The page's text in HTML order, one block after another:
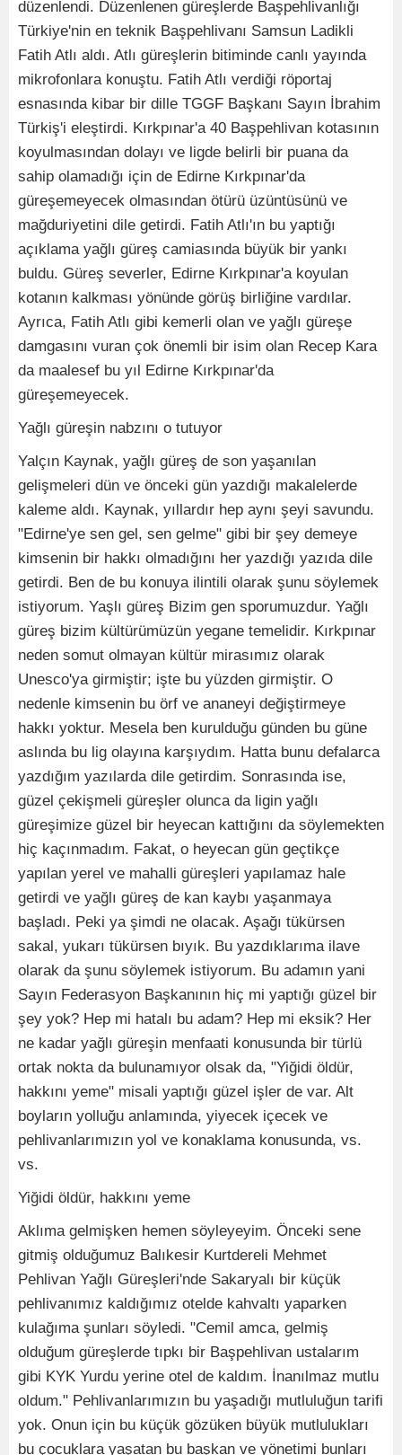
düzenlendi. Düzenlenen güreşlerde Başpehlivanlığı
Türkiye'nin en teknik Başpehlivanı Samsun Ladikli
Fatih Atlı aldı. Atlı güreşlerin bitiminde canlı yayında
mikrofonlara konuştu. Fatih Atlı verdiği röportaj
esnasında kibar bir dille TGGF Başkanı Sayın İbrahim
Türkiş'i eleştirdi. Kırkpınar'a 40 Başpehlivan kotasının
koyulmasından dolayı ve ligde belirli bir puana da
sahip olamadığı için de Edirne Kırkpınar'da
güreşemeyecek olmasından ötürü üzüntüsünü ve
mağduriyetini dile getirdi. Fatih Atlı'ın bu yaptığı
açıklama yağlı güreş camiasında büyük bir yankı
buldu. Güreş severler, Edirne Kırkpınar'a koyulan
kotanın kalkması yönünde görüş birliğine vardılar.
Ayrıca, Fatih Atlı gibi kemerli olan ve yağlı güreşe
damgasını vuran çok önemli bir isim olan Recep Kara
da maalesef bu yıl Edirne Kırkpınar'da
güreşemeyecek.
Yağlı güreşin nabzını o tutuyor
Yalçın Kaynak, yağlı güreş de son yaşanılan
gelişmeleri dün ve önceki gün yazdığı makalelerde
kaleme aldı. Kaynak, yıllardır hep aynı şeyi savundu.
"Edirne'ye sen gel, sen gelme" gibi bir şey demeye
kimsenin bir hakkı olmadığını her yazdığı yazıda dile
getirdi. Ben de bu konuya ilintili olarak şunu söylemek
istiyorum. Yaşlı güreş Bizim gen sporumuzdur. Yağlı
güreş bizim kültürümüzün yegane temelidir. Kırkpınar
neden somut olmayan kültür mirasımız olarak
Unesco'ya girmiştir; işte bu yüzden girmiştir. O
nedenle kimsenin bu örf ve ananeyi değiştirmeye
hakkı yoktur. Mesela ben kurulduğu günden bu güne
aslında bu lig olayına karşıydım. Hatta bunu defalarca
yazdığım yazılarda dile getirdim. Sonrasında ise,
güzel çekişmeli güreşler olunca da ligin yağlı
güreşimize güzel bir heyecan kattığını da söylemekten
hiç kaçınmadım. Fakat, o heyecan gün geçtikçe
yapılan yerel ve mahalli güreşleri yapılamaz hale
getirdi ve yağlı güreş de kan kaybı yaşanmaya
başladı. Peki ya şimdi ne olacak. Aşağı tükürsen
sakal, yukarı tükürsen bıyık. Bu yazdıklarıma ilave
olarak da şunu söylemek istiyorum. Bu adamın yani
Sayın Federasyon Başkanının hiç mi yaptığı güzel bir
şey yok? Hep mi hatalı bu adam? Hep mi eksik? Her
ne kadar yağlı güreşin menfaati konusunda bir türlü
ortak nokta da bulunamıyor olsak da, "Yiğidi öldür,
hakkını yeme" misali yaptığı güzel işler de var. Alt
boyların yolluğu anlamında, yiyecek içecek ve
pehlivanlarımızın yol ve konaklama konusunda, vs.
vs.
Yiğidi öldür, hakkını yeme
Aklıma gelmişken hemen söyleyeyim. Önceki sene
gitmiş olduğumuz Balıkesir Kurtdereli Mehmet
Pehlivan Yağlı Güreşleri'nde Sakaryalı bir küçük
pehlivanımız kaldığımız otelde kahvaltı yaparken
kulağıma şunları söyledi. "Cemil amca, gelmiş
olduğum güreşlerde tıpkı bir Başpehlivan ustalarım
gibi KYK Yurdu yerine otel de kaldım. İnanılmaz mutlu
oldum." Pehlivanlarımızın bu yaşadığı mutluluğun tarifi
yok. Onun için bu küçük gözüken büyük mutlulukları
bu çocuklara yaşatan bu başkan ve yönetimi bunları